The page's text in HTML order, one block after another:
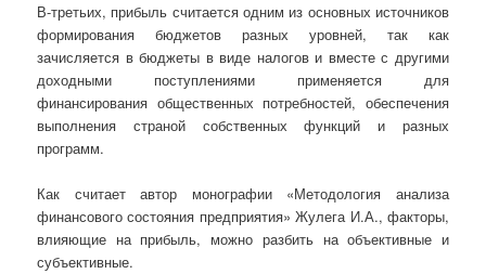
В-третьих, прибыль считается одним из основных источников
формирования бюджетов разных уровней, так как
зачисляется в бюджеты в виде налогов и вместе с другими
доходными поступлениями применяется для
финансирования общественных потребностей, обеспечения
выполнения страной собственных функций и разных
программ.
Как считает автор монографии «Методология анализа
финансового состояния предприятия» Жулега И.А., факторы,
влияющие на прибыль, можно разбить на объективные и
субъективные.